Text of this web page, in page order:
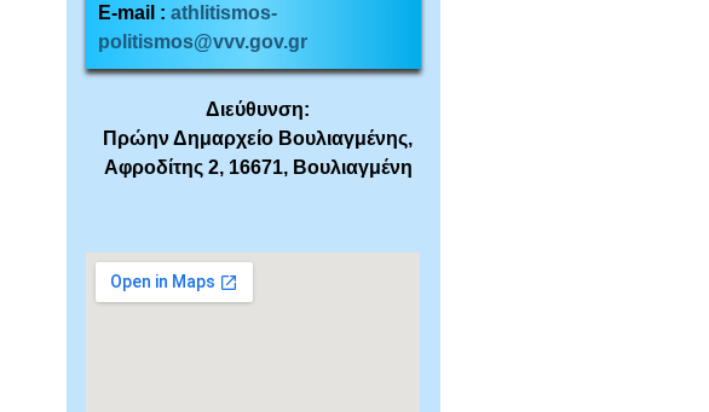
E-mail : athlitismos-
politismos@vvv.gov.gr
Διεύθυνση:
Πρώην Δημαρχείο Βουλιαγμένης,
Αφροδίτης 2, 16671, Βουλιαγμένη